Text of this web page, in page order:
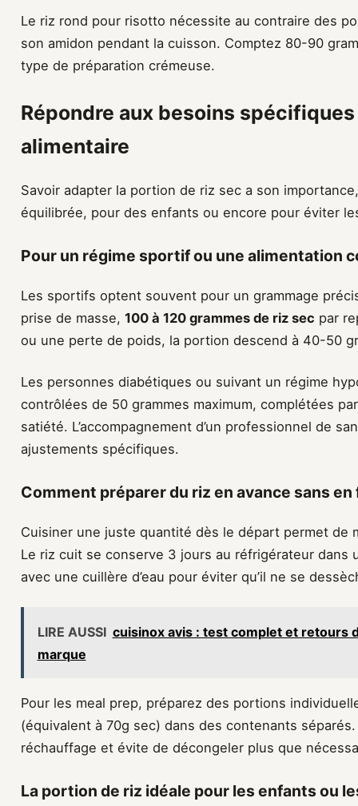
Le riz rond pour risotto nécessite au contraire des
son amidon pendant la cuisson. Comptez 80-90
type de préparation crémeuse.
Répondre aux besoins
alimentaire
Savoir adapter la portion de riz sec a son
équilibrée, pour des enfants ou encore pour éviter
Pour un régime sportif ou une alimentation
Les sportifs optent souvent pour un grammage
prise de masse, 100 à 120 grammes de riz sec par
ou une perte de poids, la portion descend à 40-50
Les personnes diabétiques ou suivant un régime
contrôlées de 50 grammes maximum, complétées
satiété. L’accompagnement d’un professionnel de
ajustements spécifiques.
Comment préparer du riz en avance sans
Cuisiner une juste quantité dès le départ permet de
Le riz cuit se conserve 3 jours au réfrigérateur dans
avec une cuillère d’eau pour éviter qu’il ne se
LIRE AUSSI cuisinox avis : test complet et retours
marque
Pour les meal prep, préparez des portions
(équivalent à 70g sec) dans des contenants
réchauffage et évite de décongeler plus que
La portion de riz idéale pour les enfants ou